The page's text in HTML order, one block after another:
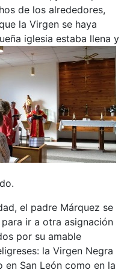
de los alrededores,
la Virgen se haya
iglesia estaba llena y
el padre Márquez se
ir a otra asignación
por su amable
la Virgen Negra
San León como en la